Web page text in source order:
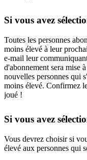
Si vous avez
Toutes les personnes
moins élevé à leur
e-mail leur
d'abonnement sera mise
nouvelles personnes qui
moins élevé. Confirmez
joué !
Si vous avez
Vous devrez choisir si
élevé aux personnes qui